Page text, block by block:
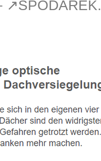
↗️SPODAREK.